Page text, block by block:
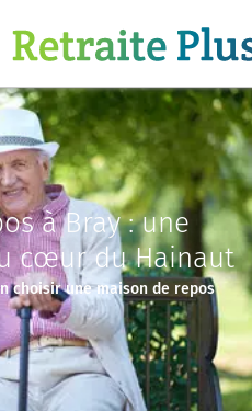
à Bray : une
cœur du Hainaut
choisir une maison de repos